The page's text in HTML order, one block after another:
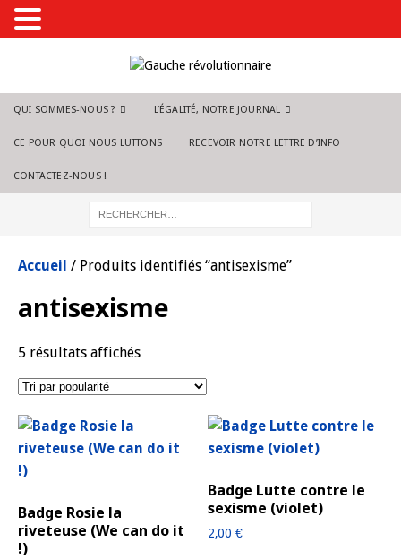
QUI SOMMES-NOUS ? L’ÉGALITÉ, NOTRE JOURNAL
CE POUR QUOI NOUS LUTTONS RECEVOIR NOTRE LETTRE D’INFO
CONTACTEZ-NOUS !
Accueil / Produits identifiés “antisexisme”
antisexisme
5 résultats affichés
Badge Rosie la
riveteuse (We can do it
!)
Badge Lutte contre le
sexisme (violet)
2,00€